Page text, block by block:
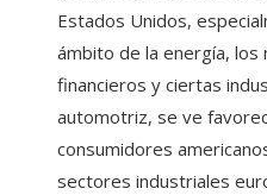
Estados Unidos,
ámbito de la energía, los
financieros y ciertas
automotriz, se ve
consumidores
sectores industriales